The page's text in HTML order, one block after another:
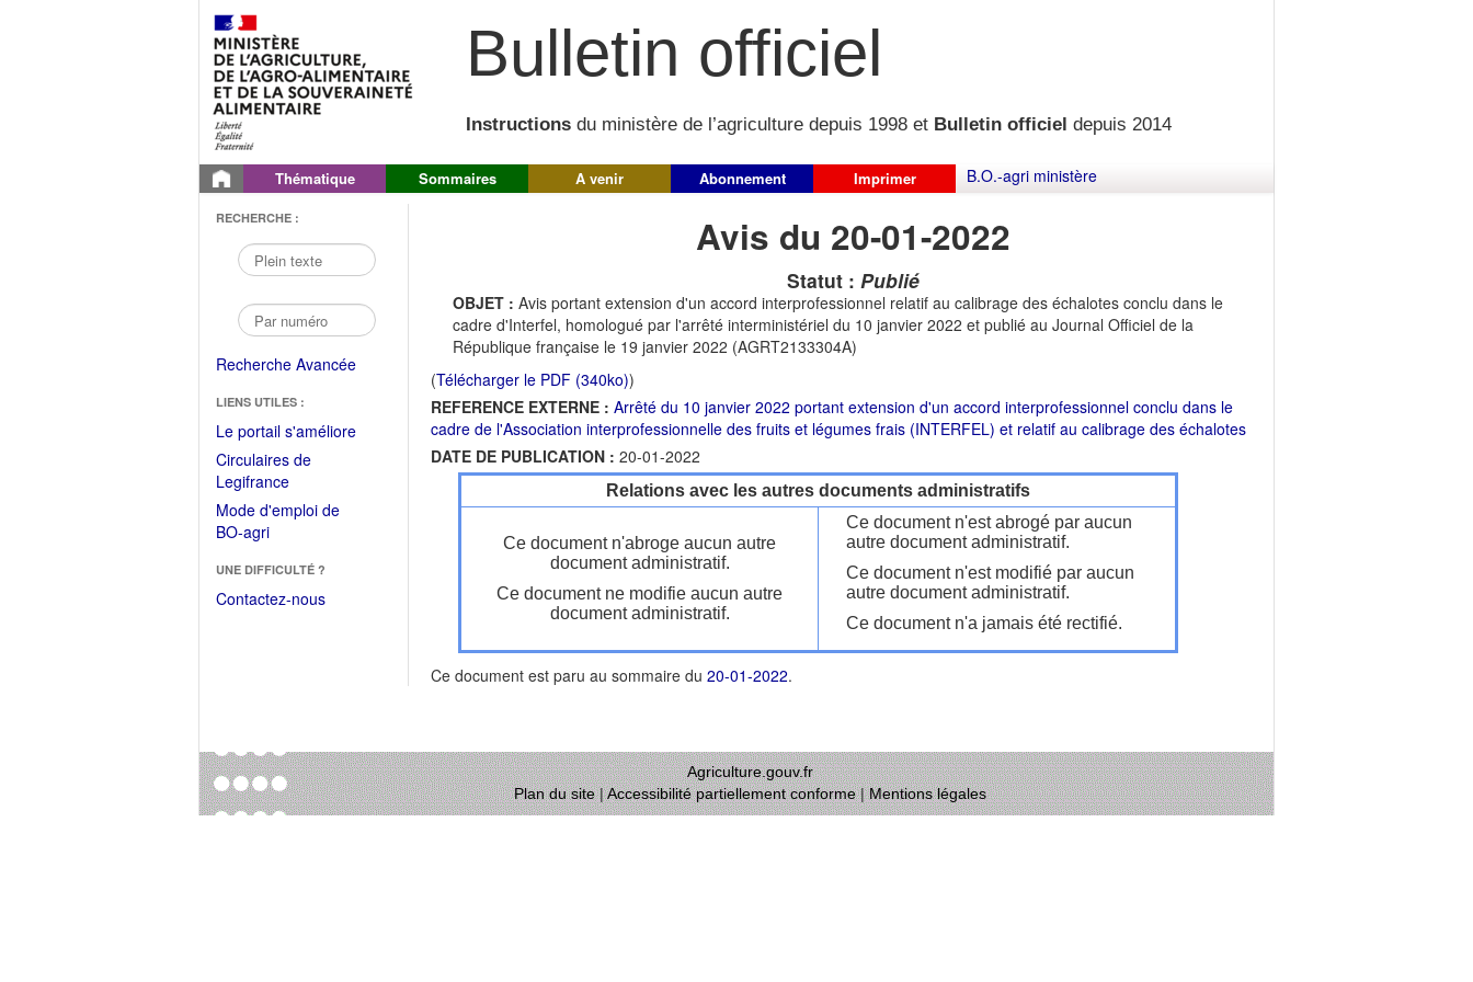
Bulletin officiel
Instructions du ministère de l’agriculture depuis 1998 et Bulletin officiel depuis 2014
Thématique Sommaires A venir Abonnement Imprimer B.O.-agri ministère
RECHERCHE :
Recherche Avancée
LIENS UTILES :
Le portail s'améliore(Fichier
Circulaires de
Legifrance(Ouvrir
dans
une
fenêtre)
Mode d'emploi de
BO-agri(Ouvrir
une
nouvelle
UNE DIFFICULTÉ ?
Contactez-nous
Avis du 20-01-2022
Statut : Publié
OBJET : Avis portant extension d'un accord interprofessionnel relatif au calibrage des échalotes conclu dans le
cadre d'Interfel, homologué par l'arrêté interministériel du 10 janvier 2022 et publié au Journal Officiel de la
République française le 19 janvier 2022 (AGRT2133304A)
(Télécharger le PDF (340ko))
REFERENCE EXTERNE : Arrêté du 10 janvier 2022 portant extension d'un accord interprofessionnel conclu dans le
cadre de l'Association interprofessionnelle des fruits et légumes frais (INTERFEL) et relatif au calibrage des échalotes
DATE DE PUBLICATION : 20-01-2022
Relations avec les autres documents administratifs
Ce document n'abroge aucun autre
document administratif.
Ce document ne modifie aucun autre
document administratif.
Ce document n'est abrogé par aucun
autre document administratif.
Ce document n'est modifié par aucun
autre document administratif.
Ce document n'a jamais été rectifié.
Ce document est paru au sommaire du 20-01-2022.
Agriculture.gouv.fr
Plan du site|Accessibilité partiellement conforme|Mentions légales